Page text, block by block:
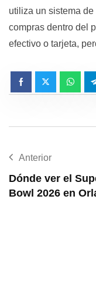
utiliza un sistema de
compras dentro del
efectivo o tarjeta,
Anterior
Dónde ver el
Bowl 2026 en